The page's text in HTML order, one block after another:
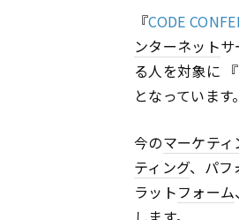
『CODE
ンターネット
る人を対象に
となっています。
今のマーケティ
ティング、パフ
ラットフォーム